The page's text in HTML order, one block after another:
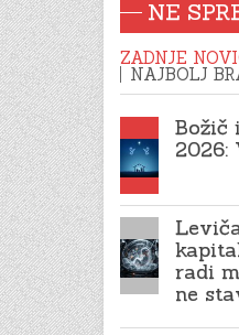
NE
ZADNJE
NAJBOLJ
Božič
2026:
radi
ne